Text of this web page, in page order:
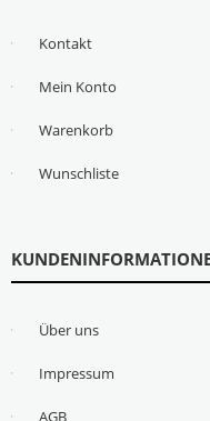
Kontakt
Mein Konto
Warenkorb
Wunschliste
Über uns
Impressum
AGB